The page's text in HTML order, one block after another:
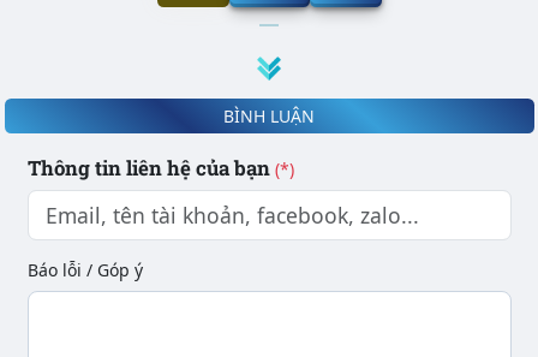
BÌNH LUẬN
Thông tin liên hệ của bạn (*)
Báo lỗi / Góp ý